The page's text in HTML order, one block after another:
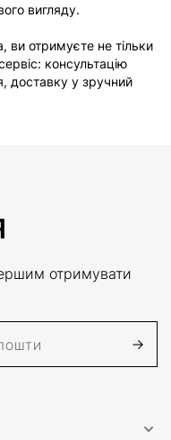
вигляду.
ви отримуєте не тільки
консультацію
доставку у зручний
отримувати